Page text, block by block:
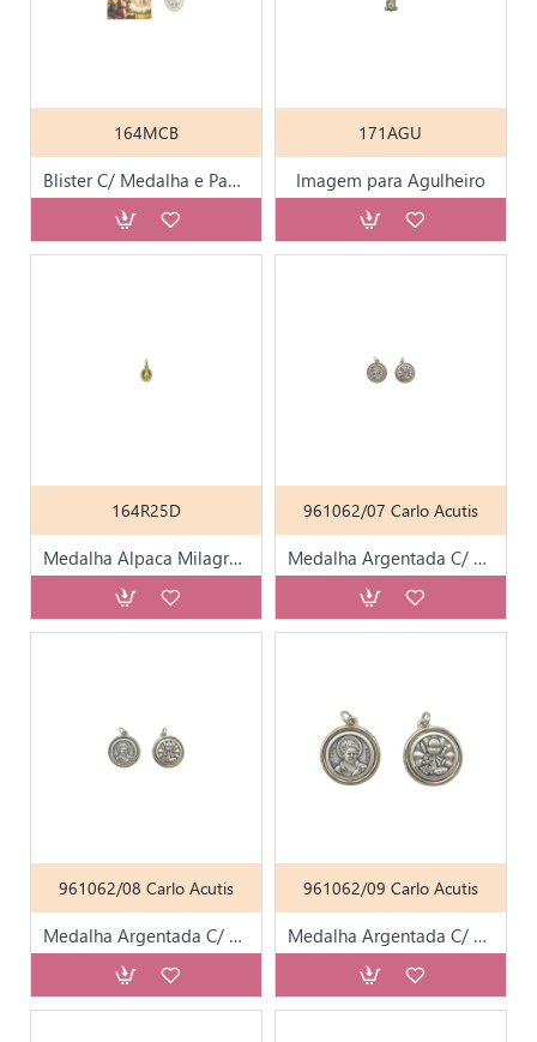
164MCB
Blister C/ Medalha e Pagela Div. Santos
171AGU
Imagem para Agulheiro
164R25D
Medalha Alpaca Milagrosa Mini Dourada
961062/07 Carlo Acutis
Medalha Argentada C/ Diversos Santos T15
961062/08 Carlo Acutis
Medalha Argentada C/ Diversos Santos T23
961062/09 Carlo Acutis
Medalha Argentada C/ Diversos Santos T30